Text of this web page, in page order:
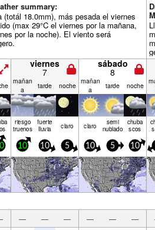
summary:
(totál 18.0mm), más pesada el viernes
(max 29°C el viernes por la mañana,
por la noche). El viento será
viernes
7
sábado
8
mañan
a
tarde noche mañan
a
tarde noche
riesgo
truenos
fuerte
lluvia claro claro semi
nublado
chuba
scos
10 10 5 10 5 10
— — — — — —